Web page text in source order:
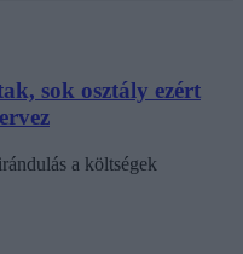
sok osztály ezért
a költségek